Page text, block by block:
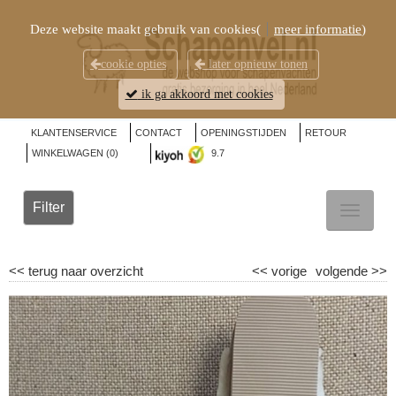
KLANTENSERVICE CONTACT OPENINGSTIJDEN
RETOUR
WINKELWAGEN (0) 9.7
Filter
<< terug naar overzicht volgende >>
<< vorige
Deze website maakt gebruik van cookies( meer informatie)
cookie opties later opnieuw tonen
ik ga akkoord met cookies